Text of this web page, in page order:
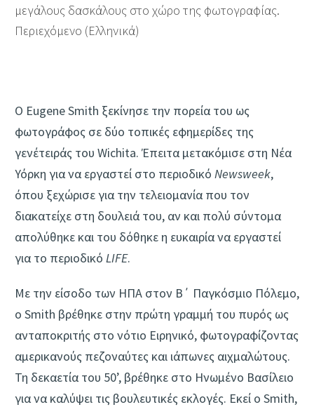
μεγάλους δασκάλους στο χώρο της φωτογραφίας.
Περιεχόμενο (Ελληνικά)
Ο Eugene Smith ξεκίνησε την πορεία του ως
φωτογράφος σε δύο τοπικές εφημερίδες της
γενέτειράς του Wichita. Έπειτα μετακόμισε στη Νέα
Υόρκη για να εργαστεί στο περιοδικό Newsweek,
όπου ξεχώρισε για την τελειομανία που τον
διακατείχε στη δουλειά του, αν και πολύ σύντομα
απολύθηκε και του δόθηκε η ευκαιρία να εργαστεί
για το περιοδικό LIFE.
Με την είσοδο των ΗΠΑ στον Β΄ Παγκόσμιο Πόλεμο,
ο Smith βρέθηκε στην πρώτη γραμμή του πυρός ως
ανταποκριτής στο νότιο Ειρηνικό, φωτογραφίζοντας
αμερικανούς πεζοναύτες και ιάπωνες αιχμαλώτους.
Τη δεκαετία του 50’, βρέθηκε στο Ηνωμένο Βασίλειο
για να καλύψει τις βουλευτικές εκλογές. Εκεί ο Smith,